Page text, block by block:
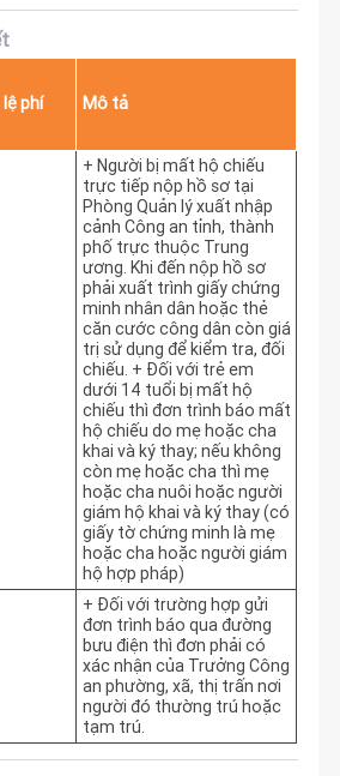
lệ phí Mô tả
+ Người bị mất hộ chiếu
trực tiếp nộp hồ sơ tại
Phòng Quản lý xuất nhập
cảnh Công an tỉnh, thành
phố trực thuộc Trung
ương. Khi đến nộp hồ sơ
phải xuất trình giấy chứng
minh nhân dân hoặc thẻ
căn cước công dân còn giá
trị sử dụng để kiểm tra, đối
chiếu. + Đối với trẻ em
dưới 14 tuổi bị mất hộ
chiếu thì đơn trình báo mất
hộ chiếu do mẹ hoặc cha
khai và ký thay; nếu không
còn mẹ hoặc cha thì mẹ
hoặc cha nuôi hoặc người
giám hộ khai và ký thay (có
giấy tờ chứng minh là mẹ
hoặc cha hoặc người giám
hộ hợp pháp)
+ Đối với trường hợp gửi
đơn trình báo qua đường
bưu điện thì đơn phải có
xác nhận của Trưởng Công
an phường, xã, thị trấn nơi
người đó thường trú hoặc
tạm trú.